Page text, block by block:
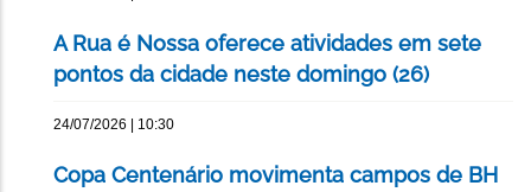
A Rua é Nossa oferece atividades em sete
pontos da cidade neste domingo (26)
24/07/2026 | 10:30
Copa Centenário movimenta campos de BH